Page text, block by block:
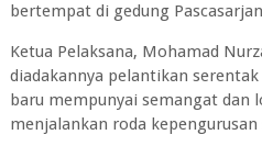
bertempat di gedung
Ketua Pelaksana, Mohamad
diadakannya pelantikan
baru mempunyai semangat dan
menjalankan roda